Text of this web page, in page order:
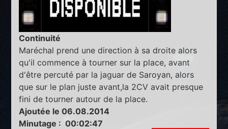
Continuité
Maréchal prend une direction à sa droite alors
qu'il commence à tourner sur la place, avant
d'être percuté par la jaguar de Saroyan, alors
que sur le plan juste avant,la 2CV avait presque
fini de tourner autour de la place.
Ajoutée le 06.08.2014
Minutage : 00:02:47